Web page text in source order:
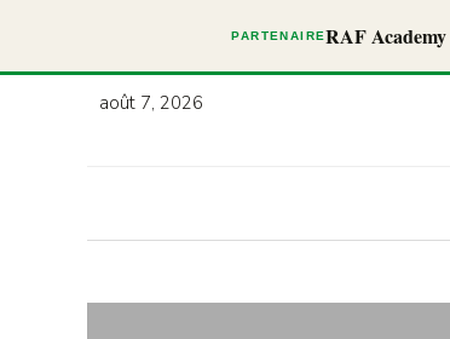
PARTENAIRERAF Academy
août 7, 2026